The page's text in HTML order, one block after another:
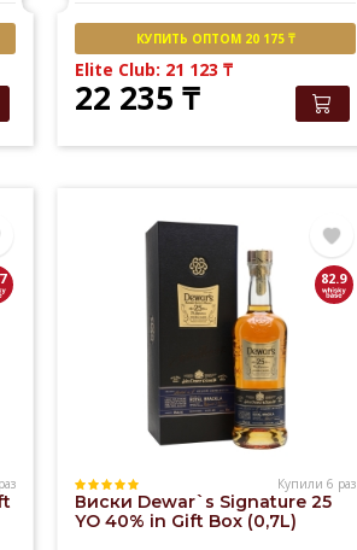
КУПИТЬ ОПТОМ 20 175 ₸
Elite Club: 21 123₸
22 235₸
82.9
Купили 6 раз
Виски Dewar`s Signature 25
YO 40% in Gift Box (0,7L)